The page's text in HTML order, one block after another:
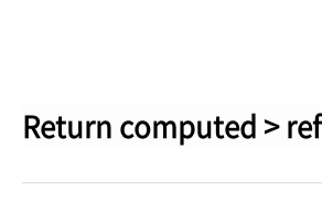
Return computed > ref